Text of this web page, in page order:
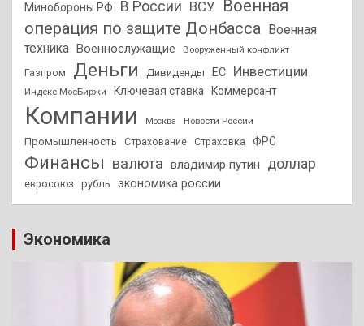
Минобороны РФ
В России ВСУ Военная
операция по защите Донбасса
Военная
техника
Военнослужащие Вооруженный конфликт
Газпром Деньги Дивиденды ЕС Инвестиции
Индекс МосБиржи Ключевая ставка Коммерсант
Компании Москва Новости России
Промышленность Страхование Страховка ФРС
Финансы валюта владимир путин доллар
евросоюз рубль экономика россии
Экономика